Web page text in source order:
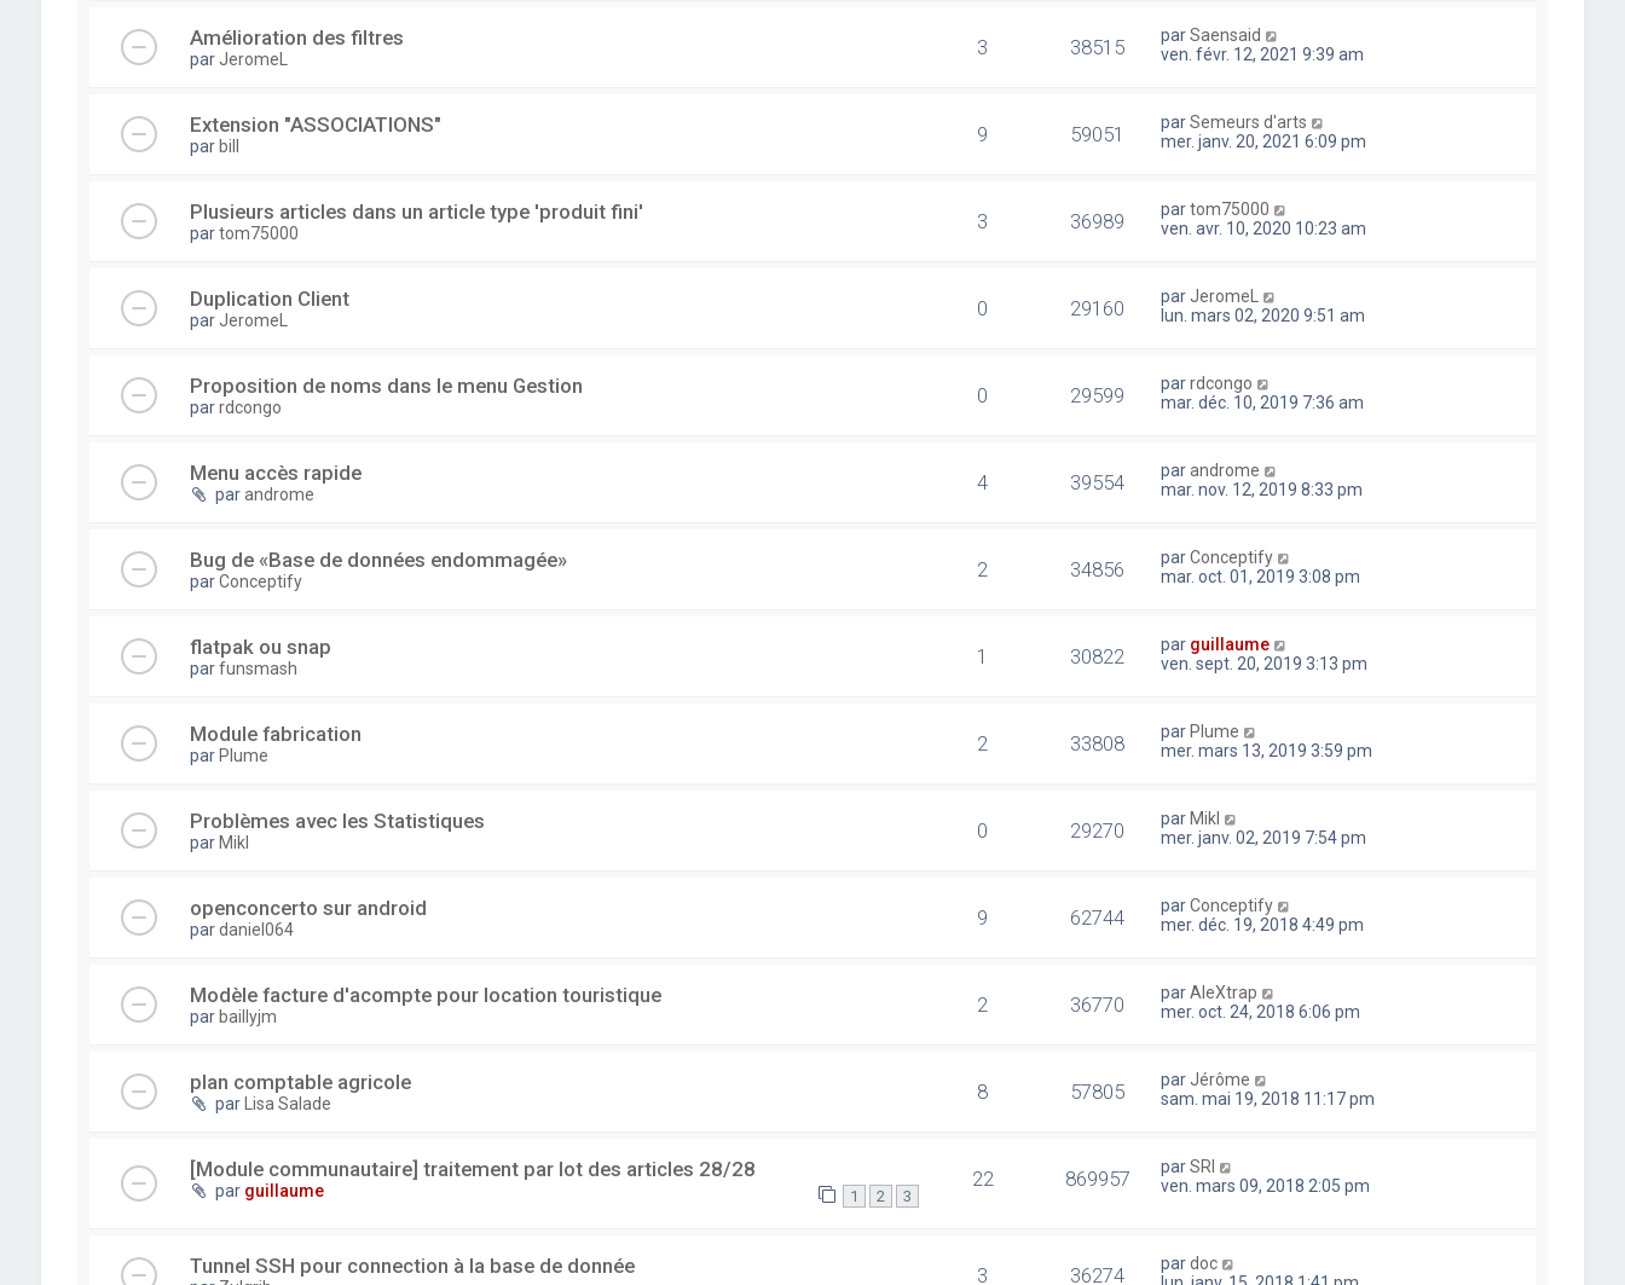
Amélioration des filtres
par JeromeL 3 38515 parSaensaid
ven. févr. 12, 2021 9:39 am
Extension "ASSOCIATIONS"
par bill 9 59051 parSemeurs d'arts
mer. janv. 20, 2021 6:09 pm
Plusieurs articles dans un article type 'produit fini'
partom75000 3 36989 partom75000
ven. avr. 10, 2020 10:23 am
Duplication Client
par JeromeL 0 29160 par JeromeL
lun. mars 02, 2020 9:51 am
Proposition de noms dans le menu Gestion
parrdcongo 0 29599 parrdcongo
mar. déc. 10, 2019 7:36 am
Menu accès rapide
parandrome 4 39554 parandrome
mar. nov. 12, 2019 8:33 pm
Bug de «Base de données endommagée»
parConceptify 2 34856 parConceptify
mar. oct. 01, 2019 3:08 pm
flatpak ou snap
parfunsmash 1 30822 par guillaume
ven. sept. 20, 2019 3:13 pm
Module fabrication
par Plume 2 33808 par Plume
mer. mars 13, 2019 3:59 pm
Problèmes avec les Statistiques
par Mikl 0 29270 par Mikl
mer. janv. 02, 2019 7:54 pm
openconcerto sur android
pardaniel064 9 62744 parConceptify
mer. déc. 19, 2018 4:49 pm
Modèle facture d'acompte pour location touristique
par baillyjm 2 36770 parAleXtrap
mer. oct. 24, 2018 6:06 pm
plan comptable agricole
par Lisa Salade 8 57805 par Jérôme
sam. mai 19, 2018 11:17 pm
[Module communautaire] traitement par lot des articles 28/28
par guillaume 1 2 3
22 869957 parSRI
ven. mars 09, 2018 2:05 pm
Tunnel SSH pour connection à la base de donnée 3 36274 pardoc